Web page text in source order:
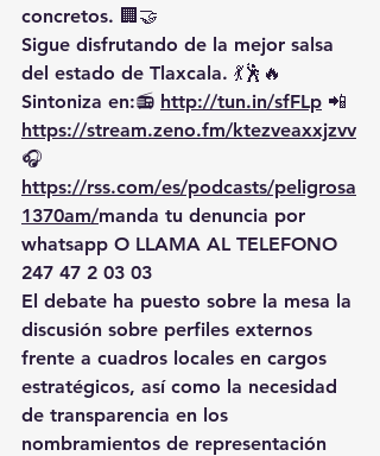
concretos. 🏢🤝
Sigue disfrutando de la mejor salsa
del estado de Tlaxcala. 💃🕺🔥
Sintoniza en:📻 http://tun.in/sfFLp 📲
https://stream.zeno.fm/ktezveaxxjzvv
🎧
https://rss.com/es/podcasts/peligrosa
1370am/manda tu denuncia por
whatsapp O LLAMA AL TELEFONO
247 47 2 03 03
El debate ha puesto sobre la mesa la
discusión sobre perfiles externos
frente a cuadros locales en cargos
estratégicos, así como la necesidad
de transparencia en los
nombramientos de representación